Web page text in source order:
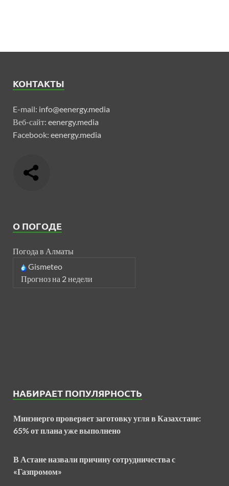
КОНТАКТЫ
E-mail: info@eenergy.media
Веб-сайт: eenergy.media
Facebook: eenergy.media
О ПОГОДЕ
Погода в Алматы
Gismeteo
Прогноз на 2 недели
НАБИРАЕТ ПОПУЛЯРНОСТЬ
Минэнерго проверяет заготовку угля в Казахстане:
65% от плана уже выполнено
В Астане назвали причину сотрудничества с
«Газпромом»